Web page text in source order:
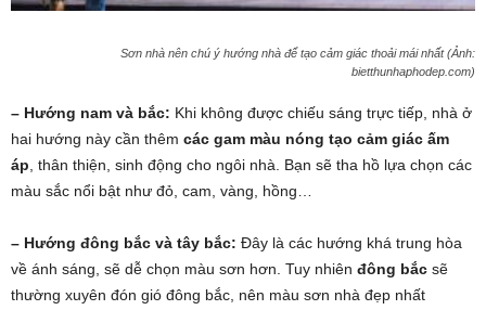
Sơn nhà nên chú ý hướng nhà để tạo cảm giác thoải mái nhất (Ảnh:
bietthunhaphodep.com)
– Hướng nam và bắc: Khi không được chiếu sáng trực tiếp, nhà ở
hai hướng này cần thêm các gam màu nóng tạo cảm giác ấm
áp , thân thiện, sinh động cho ngôi nhà. Bạn sẽ tha hồ lựa chọn các
màu sắc nổi bật như đỏ, cam, vàng, hồng…
– Hướng đông bắc và tây bắc: Đây là các hướng khá trung hòa
về ánh sáng, sẽ dễ chọn màu sơn hơn. Tuy nhiên đông bắc sẽ
thường xuyên đón gió đông bắc, nên màu sơn nhà đẹp nhất